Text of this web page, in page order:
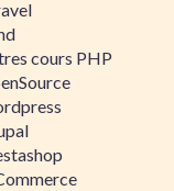
cours PHP